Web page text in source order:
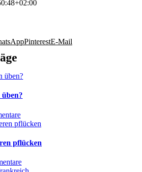
PinterestE-Mail
pflücken